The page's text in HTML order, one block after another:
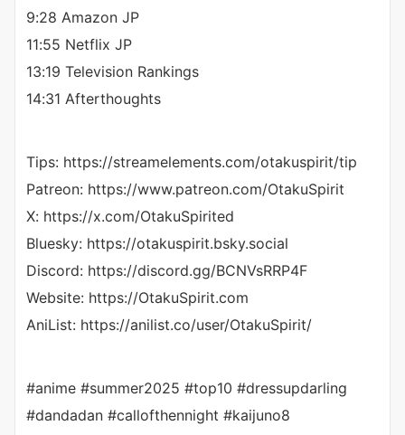
9:28 Amazon JP
11:55 Netflix JP
13:19 Television Rankings
14:31 Afterthoughts
Tips: https://streamelements.com/otakuspirit/tip
Patreon: https://www.patreon.com/OtakuSpirit
X: https://x.com/OtakuSpirited
Bluesky: https://otakuspirit.bsky.social
Discord: https://discord.gg/BCNVsRRP4F
Website: https://OtakuSpirit.com
AniList: https://anilist.co/user/OtakuSpirit/
#anime #summer2025 #top10 #dressupdarling
#dandadan #callofthennight #kaijuno8